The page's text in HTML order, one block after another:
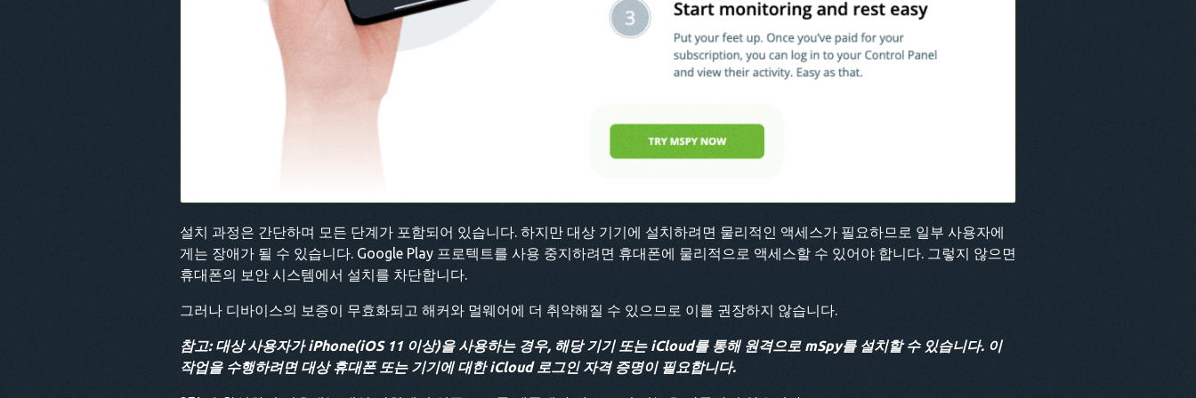
설치 과정은 간단하며 모든 단계가 포함되어 있습니다. 하지만 대상 기기에 설치하려면 물리적인 액세스가 필요하므로 일부 사용자에
게는 장애가 될 수 있습니다. Google Play 프로텍트를 사용 중지하려면 휴대폰에 물리적으로 액세스할 수 있어야 합니다. 그렇지 않으면
휴대폰의 보안 시스템에서 설치를 차단합니다.
그러나 디바이스의 보증이 무효화되고 해커와 멀웨어에 더 취약해질 수 있으므로 이를 권장하지 않습니다.
참고: 대상 사용자가 iPhone(iOS 11 이상)을 사용하는 경우, 해당 기기 또는 iCloud를 통해 원격으로 mSpy를 설치할 수 있습니다. 이
작업을 수행하려면 대상 휴대폰 또는 기기에 대한 iCloud 로그인 자격 증명이 필요합니다.